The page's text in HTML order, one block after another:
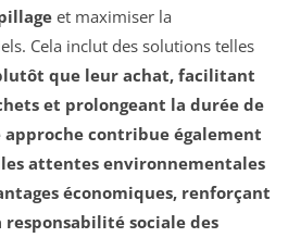
et maximiser la
Cela inclut des solutions telles
que leur achat, facilitant
et prolongeant la durée de
contribue également
attentes environnementales
économiques, renforçant
sociale des